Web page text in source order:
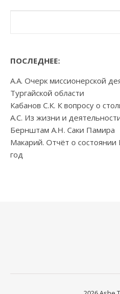
ПОСЛЕДНЕЕ:
А.А. Очерк миссионерской
Тургайской области
Кабанов С.К. К вопросу о
А.С. Из жизни и
Бернштам А.Н. Саки Памира
Макарий. Отчёт о состоянии
год